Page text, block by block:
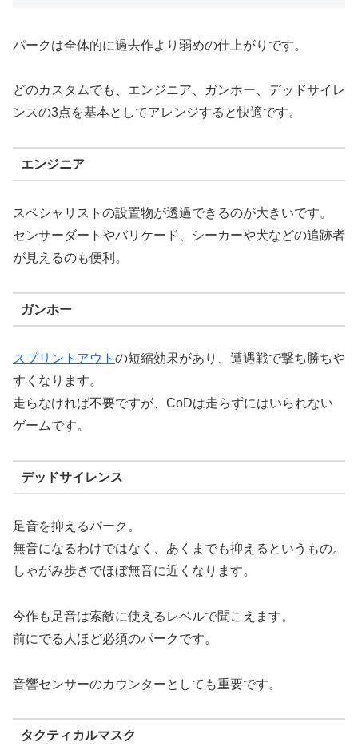
パークは全体的に過去作より弱めの仕上がりです。
どのカスタムでも、エンジニア、ガンホー、デッドサイレ
ンスの3点を基本としてアレンジすると快適です。
エンジニア
スペシャリストの設置物が透過できるのが大きいです。
センサーダートやバリケード、シーカーや犬などの追跡者
が見えるのも便利。
ガンホー
スプリントアウト の短縮効果があり、遭遇戦で撃ち勝ちや
すくなります。
走らなければ不要ですが、CoDは走らずにはいられない
ゲームです。
デッドサイレンス
足音を抑えるパーク。
無音になるわけではなく、あくまでも抑えるというもの。
しゃがみ歩きでほぼ無音に近くなります。
今作も足音は索敵に使えるレベルで聞こえます。
前にでる人ほど必須のパークです。
音響センサーのカウンターとしても重要です。
タクティカルマスク